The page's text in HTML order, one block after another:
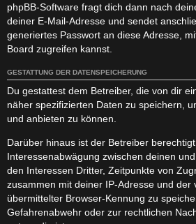
phpBB-Software fragt dich dann nach
deiner E-Mail-Adresse und sendet
generiertes Passwort an diese Adresse,
Board zugreifen kannst.
GESTATTUNG DER DATENSPEICHERUNG
Du gestattest dem Betreiber, die von dir
näher spezifizierten Daten zu speichern,
und anbieten zu können.
Darüber hinaus ist der Betreiber
Interessenabwägung zwischen deinen
den Interessen Dritter, Zeitpunkte von
zusammen mit deiner IP-Adresse und der
übermittelter Browser-Kennung zu
Gefahrenabwehr oder zur rechtlichen